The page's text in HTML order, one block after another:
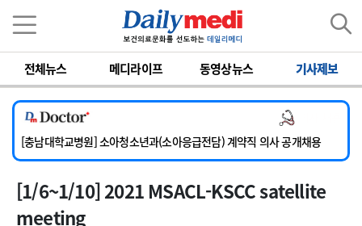
전체뉴스 메디라이프 동영상뉴스 기사제보
[서울아산병원] 2026년 하반기 인턴 모집
[영남대학교의료원] 마취통증의학과 임기제 임상의사 채용
[충남대학교병원] 소아청소년과(소아응급전담) 계약직 의사 공개채용
[동부병원] 계약직(응급의학과 전문의) 직원모집
[이대목동병원] 하반기 전공의(레지던트1년차) 모집
[서울아산병원] 2026년 하반기 인턴 모집
[1/6~1/10] 2021 MSACL-KSCC satellite
meeting